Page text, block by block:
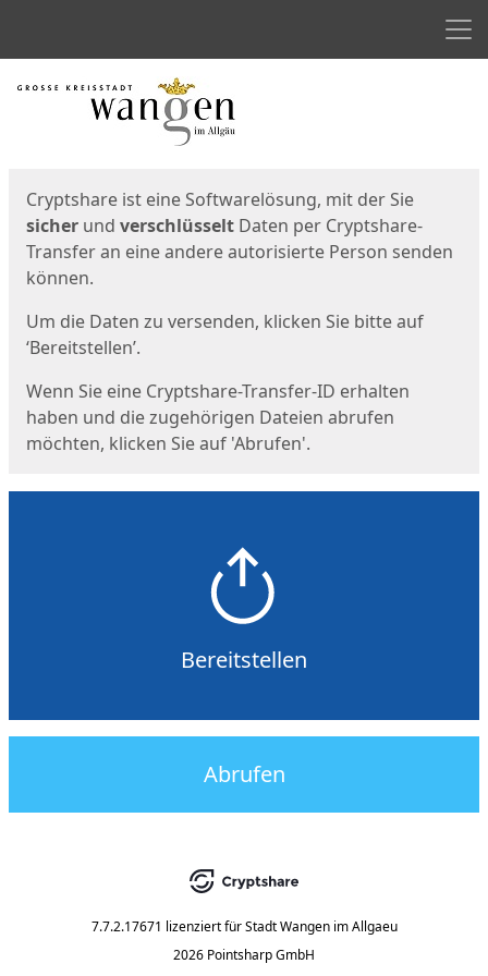
Start
Cryptshare ist eine Softwarelösung, mit der Sie
sicher und verschlüsselt Daten per Cryptshare-
Transfer an eine andere autorisierte Person senden
können.
Um die Daten zu versenden, klicken Sie bitte auf
‘Bereitstellen’.
Wenn Sie eine Cryptshare-Transfer-ID erhalten
haben und die zugehörigen Dateien abrufen
möchten, klicken Sie auf 'Abrufen'.
Bereitstellen
Abrufen
7.7.2.17671 lizenziert für Stadt Wangen im Allgaeu
2026 Pointsharp GmbH